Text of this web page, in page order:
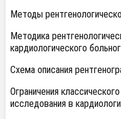
Методы
Методика
кардиологического
Схема описания
Ограничения
исследования в